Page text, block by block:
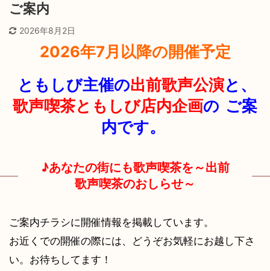
ご案内
2026年8月2日
2026年7月以降の開催予定
ともしび主催の出前歌声公演と、
歌声喫茶ともしび店内企画の ご案
内です。
♪あなたの街にも歌声喫茶を～出前
歌声喫茶のおしらせ～
ご案内チラシに開催情報を掲載しています。
お近くでの開催の際には、どうぞお気軽にお越し下さ
い。お待ちしてます！